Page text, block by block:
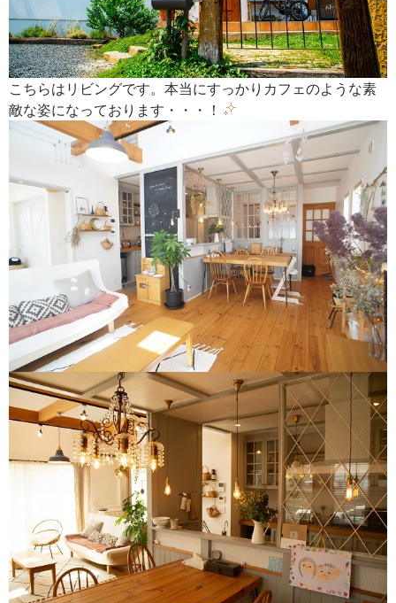
こちらはリビングです。本当にすっかりカフェのような素
敵な姿になっております・・・！